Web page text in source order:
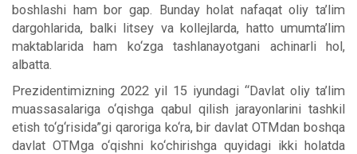
boshlashi ham bor gap. Bunday holat nafaqat oliy ta’lim
dargohlarida, balki litsey va kollejlarda, hatto umumta’lim
maktablarida ham ko‘zga tashlanayotgani achinarli hol,
albatta.
Prezidentimizning 2022 yil 15 iyundagi “Davlat oliy ta’lim
muassasalariga o‘qishga qabul qilish jarayonlarini tashkil
etish to‘g‘risida”gi qaroriga ko‘ra, bir davlat OTMdan boshqa
davlat OTMga o‘qishni ko‘chirishga quyidagi ikki holatda